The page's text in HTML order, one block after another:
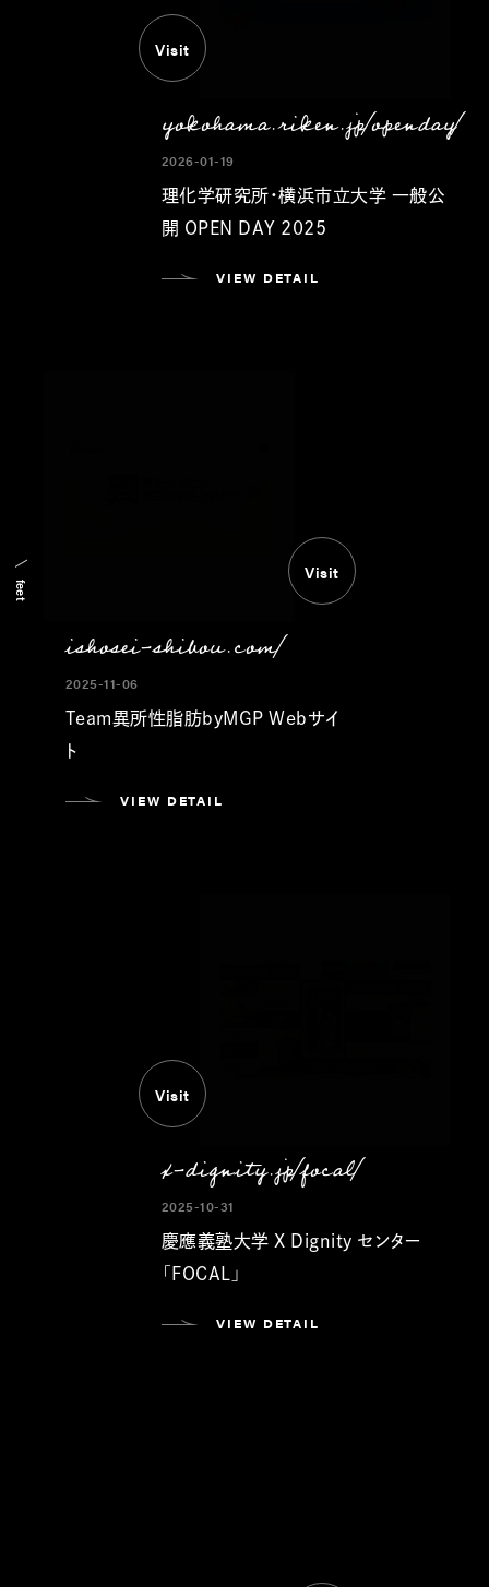
Visit
yokohama.riken.jp/openday/
2026-01-19
理化学研究所・横浜市立大学 一般公
開 OPEN DAY 2025
VIEW DETAIL
Visit
ishosei-shibou.com/
2025-11-06
Team異所性脂肪byMGP Webサイ
ト
VIEW DETAIL
Visit
x-dignity.jp/focal/
2025-10-31
慶應義塾大学 X Dignity センター
「FOCAL」
VIEW DETAIL
feet